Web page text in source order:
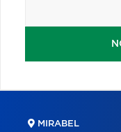
MIRABEL